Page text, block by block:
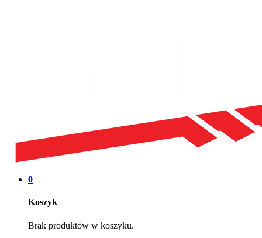
0
Koszyk
Brak produktów w koszyku.